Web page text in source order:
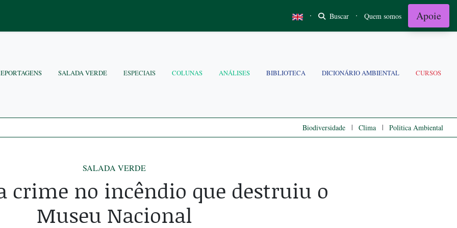
· Buscar · Quem somos Apoie
SALADA VERDE ESPECIAIS COLUNAS ANÁLISES BIBLIOTECA DICIONÁRIO AMBIENTAL CURSOS
Biodiversidade | Clima | Politica Ambiental
SALADA VERDE
crime no incêndio que destruiu o
Museu Nacional